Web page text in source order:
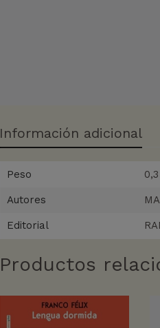
Información adicional
Peso
Autores
Editorial
Productos